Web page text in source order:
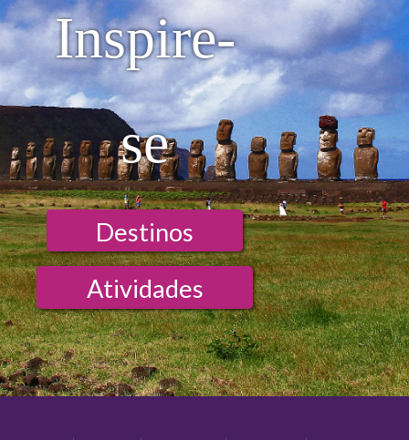
Inspire-
se
Destinos
Atividades